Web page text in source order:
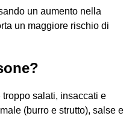
un aumento nella
un maggiore rischio di
salati, insaccati e
(burro e strutto), salse e